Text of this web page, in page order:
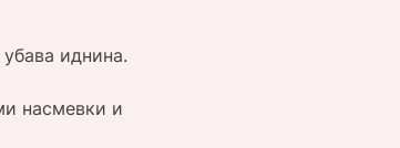
иднина.
насмевки и